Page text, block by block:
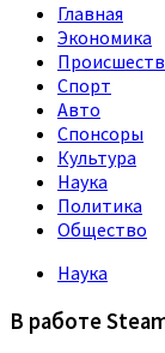
Главная
Экономика
Спорт
Авто
Спонсоры
Культура
Наука
Политика
Общество
Наука
В работе